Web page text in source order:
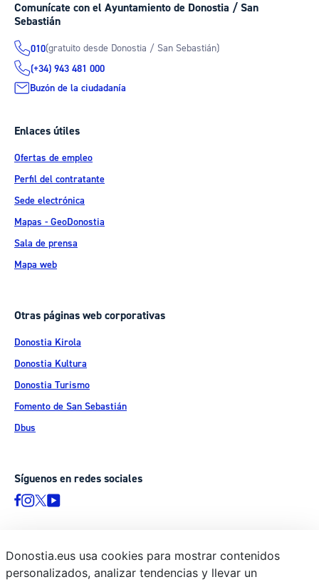
Comunícate con el Ayuntamiento de Donostia / San
Sebastián
010(gratuito desde Donostia / San Sebastián)
(+34) 943 481 000
Buzón de la ciudadanía
Enlaces útiles
Ofertas de empleo
Perfil del contratante
Sede electrónica
Mapas - GeoDonostia
Sala de prensa
Mapa web
Otras páginas web corporativas
Donostia Kirola
Donostia Kultura
Donostia Turismo
Fomento de San Sebastián
Dbus
Síguenos en redes sociales
© Donostiako Udala - Ayuntamiento de Donostia / San Sebastián
Ijentea 1, 20003 Donostia / San Sebastián
Donostia.eus usa cookies para mostrar contenidos
personalizados, analizar tendencias y llevar un